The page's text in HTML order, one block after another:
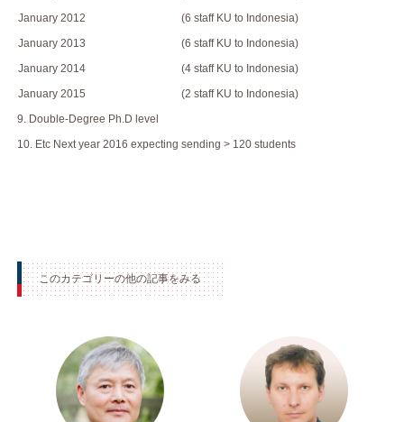
January 2012
(6 staff KU to Indonesia)
January 2013
(6 staff KU to Indonesia)
January 2014
(4 staff KU to Indonesia)
January 2015
(2 staff KU to Indonesia)
9. Double-Degree Ph.D level
10. Etc Next year 2016 expecting sending > 120 students
このカテゴリーの他の記事をみる